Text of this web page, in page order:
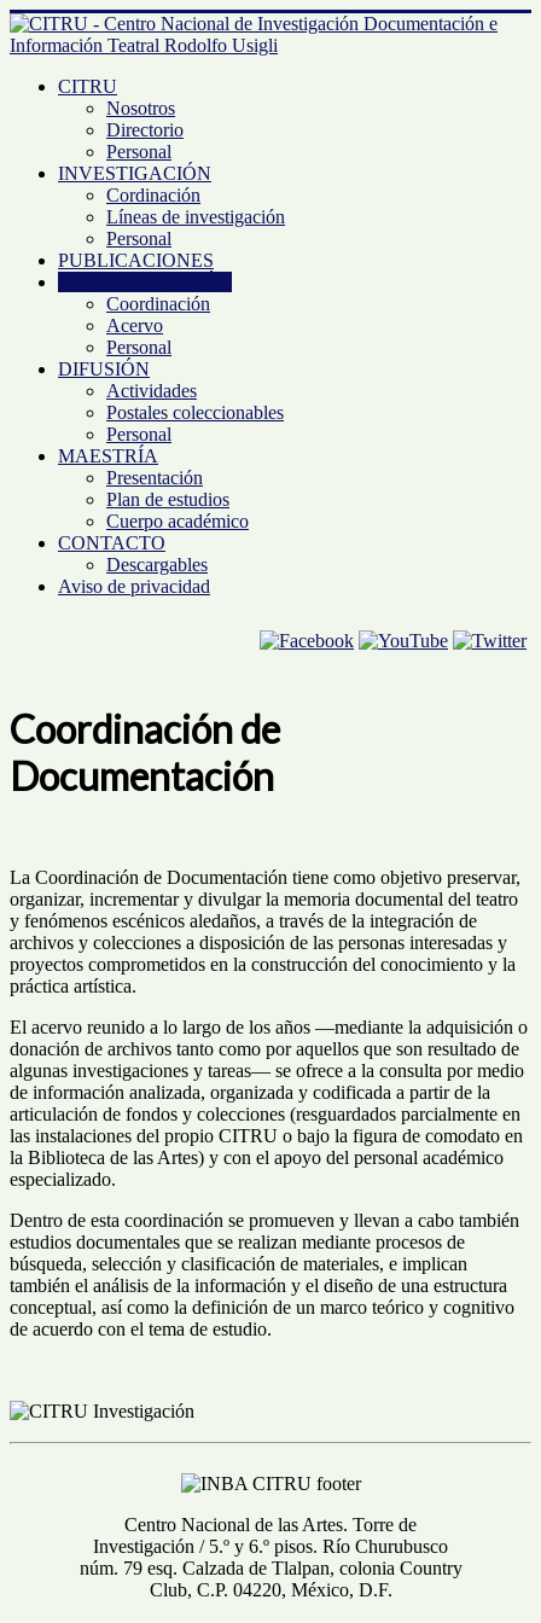
CITRU
Nosotros
Directorio
Personal
INVESTIGACIÓN
Cordinación
Líneas de investigación
Personal
PUBLICACIONES
Coordinación
Acervo
Personal
DIFUSIÓN
Actividades
Postales coleccionables
Personal
MAESTRÍA
Presentación
Plan de estudios
Cuerpo académico
CONTACTO
Descargables
Aviso de privacidad
Coordinación de
Documentación
La Coordinación de Documentación tiene como objetivo preservar,
organizar, incrementar y divulgar la memoria documental del teatro
y fenómenos escénicos aledaños, a través de la integración de
archivos y colecciones a disposición de las personas interesadas y
proyectos comprometidos en la construcción del conocimiento y la
práctica artística.
El acervo reunido a lo largo de los años —mediante la adquisición o
donación de archivos tanto como por aquellos que son resultado de
algunas investigaciones y tareas— se ofrece a la consulta por medio
de información analizada, organizada y codificada a partir de la
articulación de fondos y colecciones (resguardados parcialmente en
las instalaciones del propio CITRU o bajo la figura de comodato en
la Biblioteca de las Artes) y con el apoyo del personal académico
especializado.
Dentro de esta coordinación se promueven y llevan a cabo también
estudios documentales que se realizan mediante procesos de
búsqueda, selección y clasificación de materiales, e implican
también el análisis de la información y el diseño de una estructura
conceptual, así como la definición de un marco teórico y cognitivo
de acuerdo con el tema de estudio.
Centro Nacional de las Artes. Torre de
Investigación / 5.º y 6.º pisos. Río Churubusco
núm. 79 esq. Calzada de Tlalpan, colonia Country
Club, C.P. 04220, México, D.F.